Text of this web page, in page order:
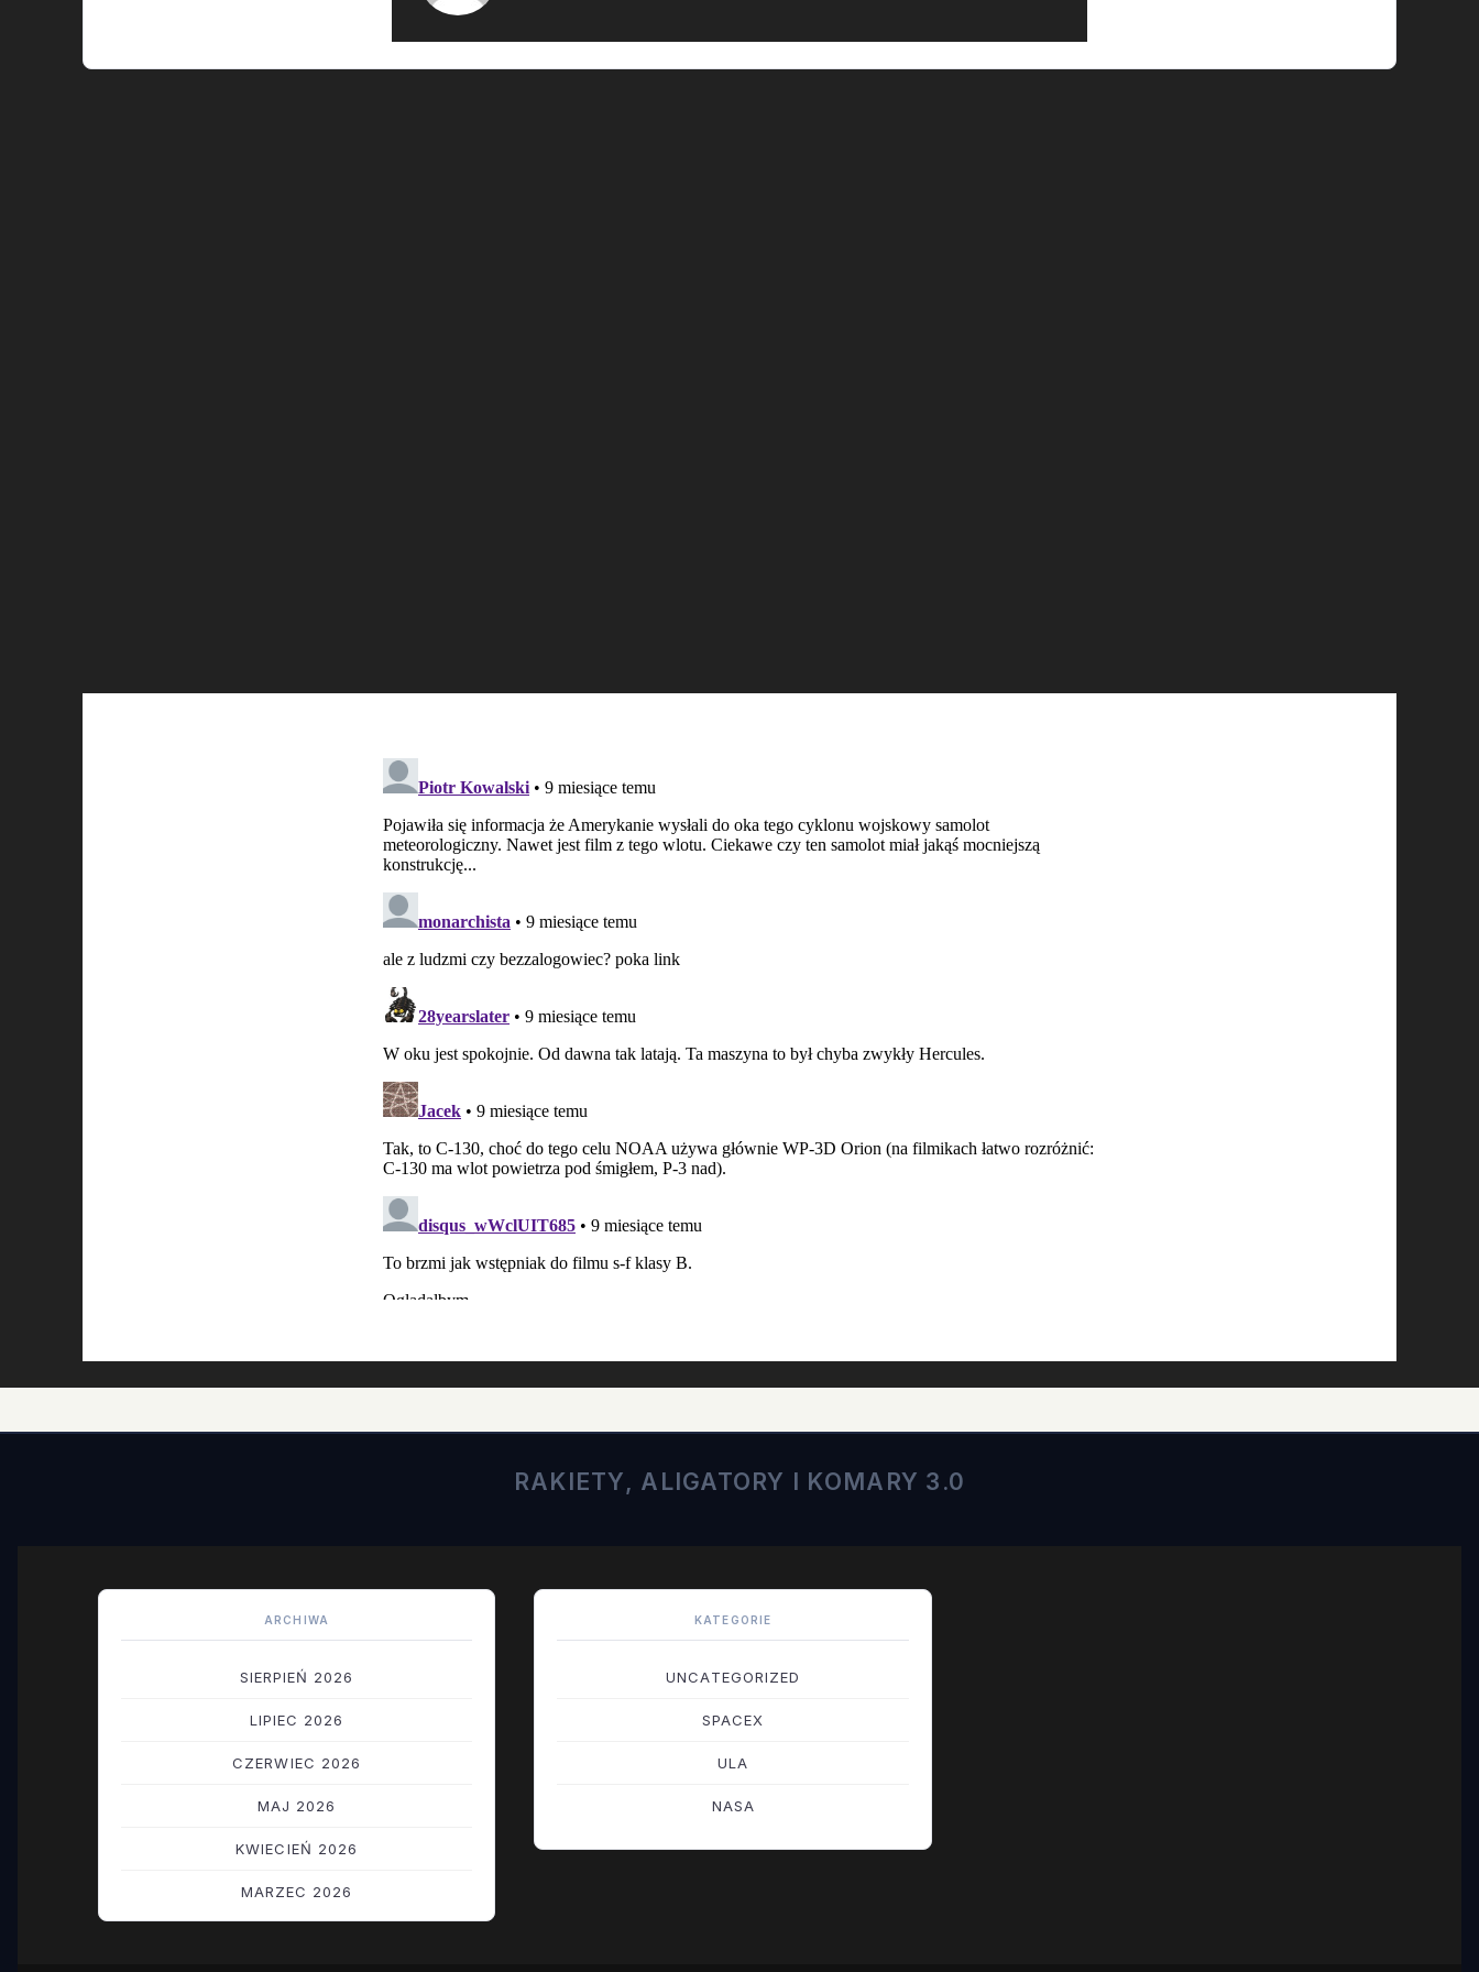
RAKIETY, ALIGATORY I KOMARY 3.0
ARCHIWA
SIERPIEŃ 2026
LIPIEC 2026
CZERWIEC 2026
MAJ 2026
KWIECIEŃ 2026
MARZEC 2026
KATEGORIE
UNCATEGORIZED
SPACEX
ULA
NASA